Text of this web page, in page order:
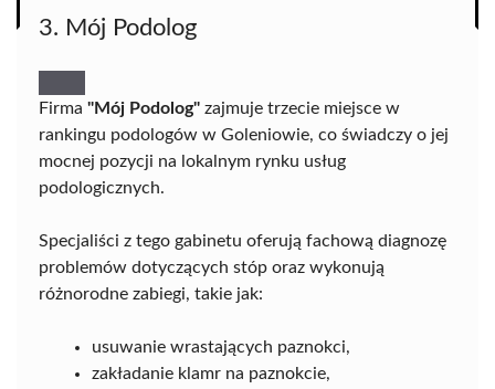
3. Mój Podolog
Firma "Mój Podolog" zajmuje trzecie miejsce w
rankingu podologów w Goleniowie, co świadczy o jej
mocnej pozycji na lokalnym rynku usług
podologicznych.
Specjaliści z tego gabinetu oferują fachową diagnozę
problemów dotyczących stóp oraz wykonują
różnorodne zabiegi, takie jak:
usuwanie wrastających paznokci,
zakładanie klamr na paznokcie,